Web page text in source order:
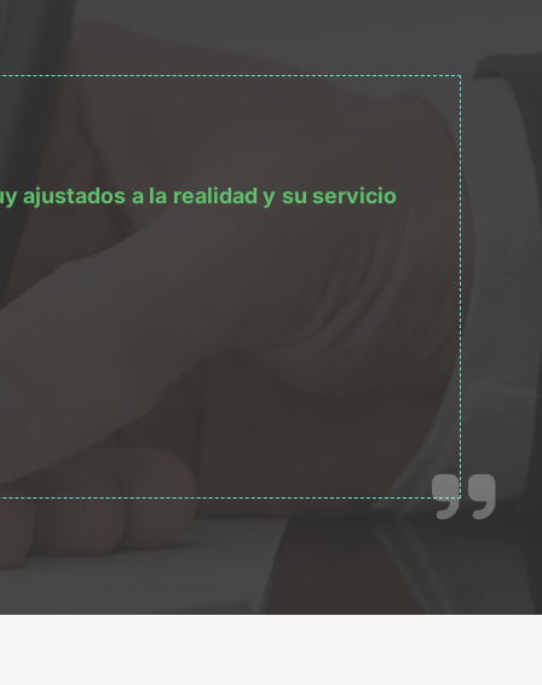
ajustados a la realidad y su servicio